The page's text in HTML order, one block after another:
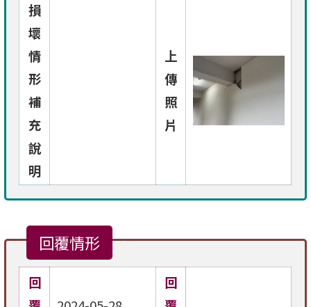
損
壞
情
形
補
充
說
明
上
傳
照
片
回覆情形
回
回